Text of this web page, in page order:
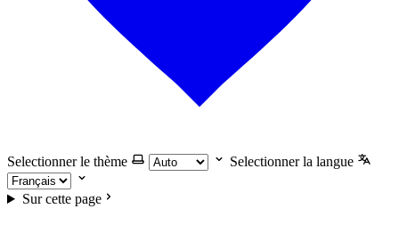
Selectionner le thème Selectionner la langue
Sur cette page